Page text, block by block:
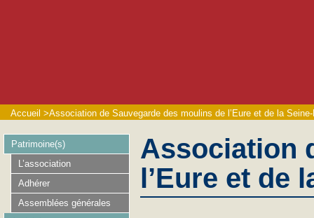
Accueil >Association de Sauvegarde des moulins de l’Eure et de la
Association
l’Eure et de
Patrimoine(s)
L’association
Adhérer
Assemblées générales